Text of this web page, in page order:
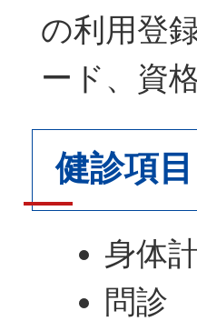
の利用登
ード、資
健診項目
身体
問診